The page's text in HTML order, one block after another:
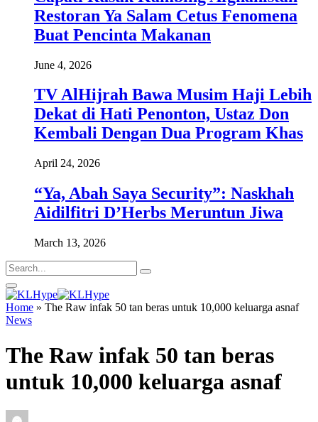
Restoran Ya Salam Cetus Fenomena
Buat Pencinta Makanan
June 4, 2026
TV AlHijrah Bawa Musim Haji Lebih
Dekat di Hati Penonton, Ustaz Don
Kembali Dengan Dua Program Khas
April 24, 2026
“Ya, Abah Saya Security”: Naskhah
Aidilfitri D’Herbs Meruntun Jiwa
March 13, 2026
Home » The Raw infak 50 tan beras untuk 10,000 keluarga asnaf
News
The Raw infak 50 tan beras
untuk 10,000 keluarga asnaf